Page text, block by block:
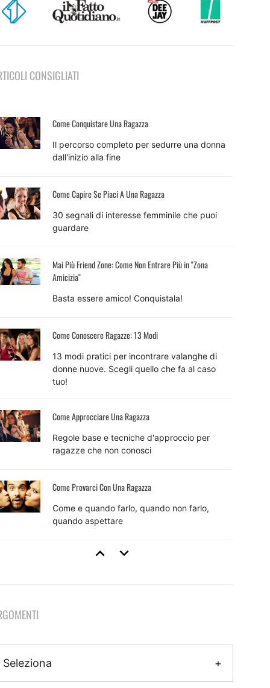
CONSIGLIATI
Come Conquistare Una Ragazza
Il percorso completo per sedurre una donna
dall'inizio alla fine
Come Capire Se Piaci A Una Ragazza
30 segnali di interesse femminile che puoi
guardare
Mai Più Friend Zone: Come Non Entrare Più in "Zona
Amicizia"
Basta essere amico! Conquistala!
Come Conoscere Ragazze: 13 Modi
13 modi pratici per incontrare valanghe di
donne nuove. Scegli quello che fa al caso
tuo!
Come Approcciare Una Ragazza
Regole base e tecniche d'approccio per
ragazze che non conosci
Come Provarci Con Una Ragazza
Come e quando farlo, quando non farlo,
quando aspettare
Tecniche Di Seduzione
Seleziona